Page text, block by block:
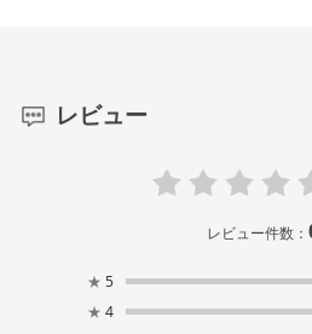
レビュー
レビュー件数：
★ 5
★ 4